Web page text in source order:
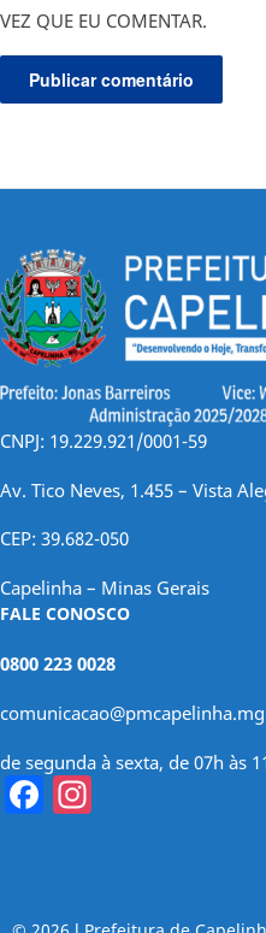
VEZ QUE EU COMENTAR.
CNPJ: 19.229.921/0001-59
Av. Tico Neves, 1.455 – Vista
CEP: 39.682-050
Capelinha – Minas Gerais
FALE CONOSCO
0800 223 0028
de segunda à sexta, de 07h às
Facebook